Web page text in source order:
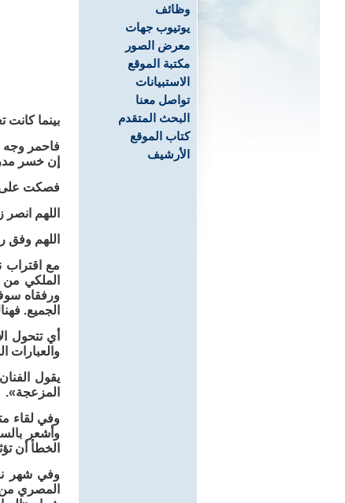
وظائف
يوتيوب جهات
معرض الصور
مكتبة الموقع
الاستبيانات
تواصل معنا
البحث المتقدم
كتاب الموقع
الأرشيف
بينما كانت
فاحمر وجه
إن خسر
فصكت على
اللهم
اللهم وفق
مع اقتراب
الملكي
ورفقاه
الجميع.
أي تتحول
والعبارات
يقول
المزعجة».
وفي لقاء
وأشعر
الخطأ أن
وفي شهر